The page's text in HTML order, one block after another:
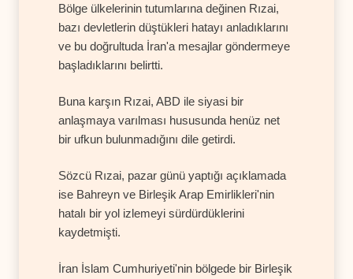
Bölge ülkelerinin tutumlarına değinen Rızai,
bazı devletlerin düştükleri hatayı anladıklarını
ve bu doğrultuda İran'a mesajlar göndermeye
başladıklarını belirtti.
Buna karşın Rızai, ABD ile siyasi bir
anlaşmaya varılması hususunda henüz net
bir ufkun bulunmadığını dile getirdi.
Sözcü Rızai, pazar günü yaptığı açıklamada
ise Bahreyn ve Birleşik Arap Emirlikleri'nin
hatalı bir yol izlemeyi sürdürdüklerini
kaydetmişti.
İran İslam Cumhuriyeti'nin bölgede bir Birleşik